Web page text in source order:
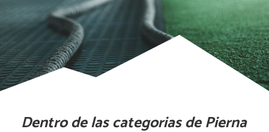
Dentro de las categorias de Pierna